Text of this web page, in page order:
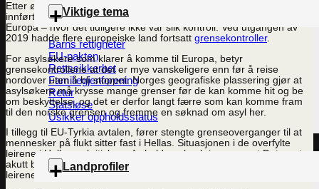
Viktige tema
Barns rettigheter
EU-pakten
Rettssikkerhet
Familiegjenforening
Retur
Statsløse
Usikker oppholdsstatus
Landprofiler
Etter økte asylankomster i 2015, har en rekke europeiske land
innført midlertidig grensekontroll på grenseoverganger internt i
Europa – hvor det tidligere ikke var slik kontroll. Ved utgangen av
2019 hadde flere europeiske land fortsatt grensekontroller.
For asylsøkere som klarer å komme til Europa, betyr
grensekontrollene at det er mye vanskeligere enn før å reise
nordover uten å bli stoppet. Norges geografiske plassering gjør at
asylsøkere må krysse mange grenser før de kan komme hit og be
om beskyttelse, og det er derfor langt færre som kan komme fram
til den norske grensen og fremme en søknad om asyl her.
I tillegg til EU-Tyrkia avtalen, fører stengte grenseoverganger til at
mennesker på flukt sitter fast i Hellas. Situasjonen i de overfylte
leirene i Hellas er kritisk, og forholdene beskrives som et Det er et
akutt behov for å evakuere barn og andre sårbare grupper ut av
leirene.